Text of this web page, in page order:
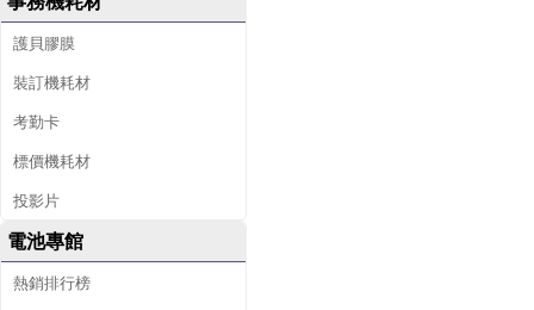
護貝膠膜
裝訂機耗材
考勤卡
標價機耗材
投影片
電池專館
熱銷排行榜